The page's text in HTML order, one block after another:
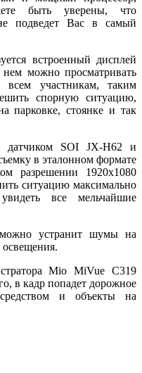
быть уверены, что
подведет Вас в самый
встроенный дисплей
можно просматривать
всем участникам, таким
спорную ситуацию,
парковке, стоянке и так
датчиком SOI JX-H62 и
в эталонном формате
разрешении 1920х1080
ситуацию максимально
все мельчайшие
устранит шумы на
освещения.
Mio MiVue С319
в кадр попадет дорожное
и объекты на